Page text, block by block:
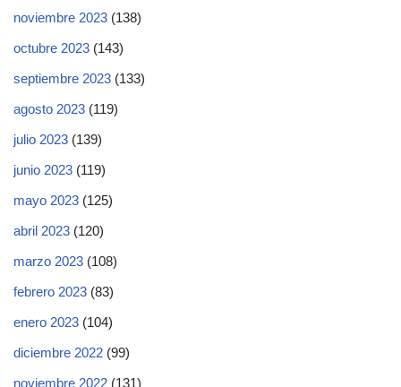
noviembre 2023 (138)
octubre 2023 (143)
septiembre 2023 (133)
agosto 2023 (119)
julio 2023 (139)
junio 2023 (119)
mayo 2023 (125)
abril 2023 (120)
marzo 2023 (108)
febrero 2023 (83)
enero 2023 (104)
diciembre 2022 (99)
noviembre 2022 (131)